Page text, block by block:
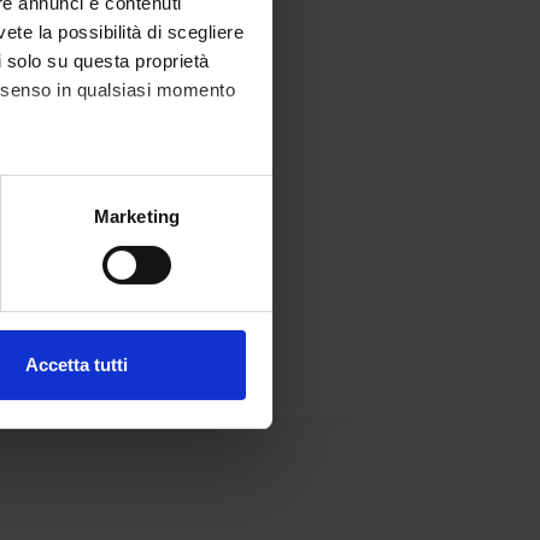
la possibilità di scegliere
su questa proprietà
in qualsiasi momento
metro,Marketing
Accetta tutti